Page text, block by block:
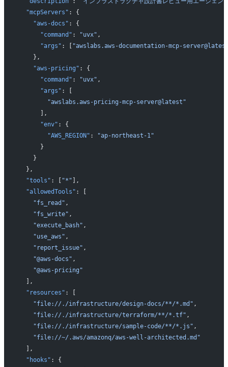
  "mcpServers"
: {
    "aws-docs"
: {
      "command"
: "uvx" ,
      "args"
: [
"awslabs.aws-documentation-mcp-
    },
    "aws-pricing"
: {
      "command"
: "uvx" ,
      "args"
: [
        "awslabs.aws-pricing-mcp-server@latest"
      ],
      "env"
: {
        "AWS_REGION"
:
"ap-northeast-1"
      }
    }
  },
  "tools"
: [ "*" ],
  "allowedTools"
: [
    "fs_read"
,
    "fs_write"
,
    "execute_bash"
,
    "use_aws"
,
    "report_issue"
,
    "@aws-docs"
,
    "@aws-pricing"
  ],
  "resources"
: [
    "file://./infrastructure/design-docs/**/*.md"
,
    "file://./infrastructure/terraform/**/*.tf"
,
    "file://./infrastructure/sample-code/**/*.js"
,
    "file://~/.aws/amazonq/aws-well-architected.md"
  ],
  "hooks"
: {